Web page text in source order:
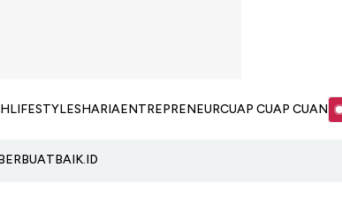
LIFESTYLESHARIAENTREPRENEURCUAP CUAP CUAN